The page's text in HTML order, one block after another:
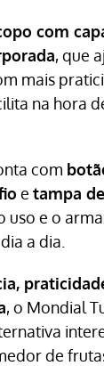
com
, que
mais
na hora
com
e tampa
uso e o
a dia.
, o Mondial
de